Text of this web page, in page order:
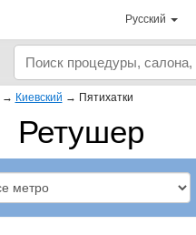
Русский
→ Киевский → Пятихатки
Ретушер